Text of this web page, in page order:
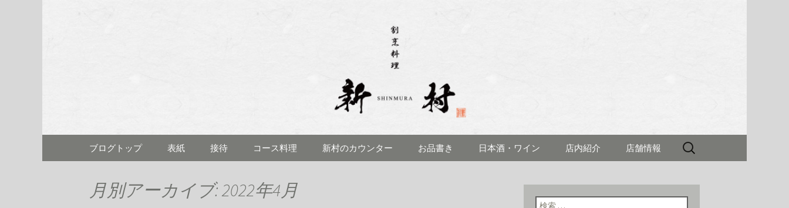
名古屋市伏見にある「割烹料理 新村(しん
むら)」のブログ
コンテンツへ移動
ブログトップ 表紙 接待 コース料理 新村のカウンター お品書き 日本酒・ワイン 店内紹介 店舗情報
検
月別アーカイブ: 2022年4月
検索: